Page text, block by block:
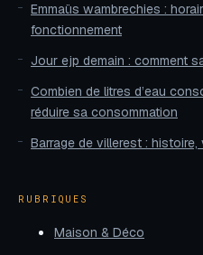
Emmaüs wambrechies :
fonctionnement
Jour ejp demain : comment
Combien de litres d’eau
réduire sa consommation
Barrage de villerest :
RUBRIQUES
Maison & Déco